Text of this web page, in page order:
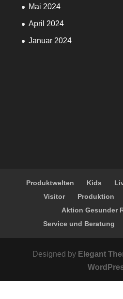
Mai 2024
April 2024
Januar 2024
Produktwelten Kids
Visitor
Produktion
Aktion Gesunder
Service und Beratung
Designed by Elegant